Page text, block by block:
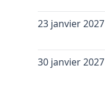
+
23 janvier 2027
+
30 janvier 2027